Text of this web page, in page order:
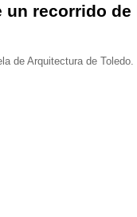
un recorrido
de Arquitectura de Toledo.